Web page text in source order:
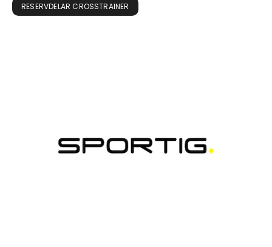
RESERVDELAR CROSSTRAINER